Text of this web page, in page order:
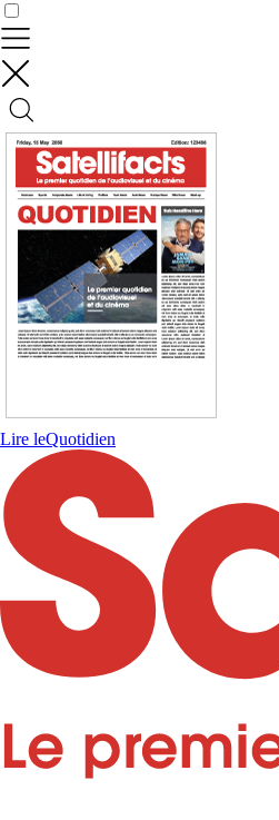
Lire leQuotidien
Contrôler vos données